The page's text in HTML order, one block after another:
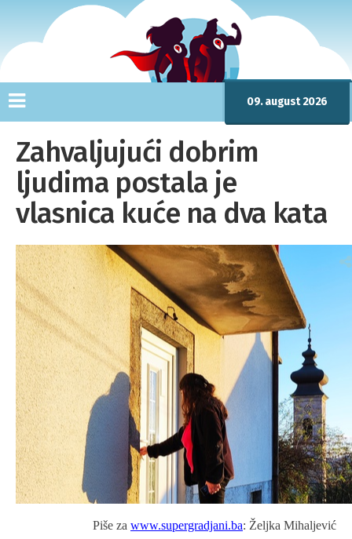
09. august 2026
Zahvaljujući dobrim
ljudima postala je
vlasnica kuće na dva kata
Piše za www.supergradjani.ba: Željka Mihaljević